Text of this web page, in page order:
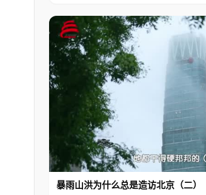
暴雨山洪为什么总是造访北京（二）